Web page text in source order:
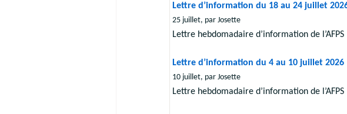
Lettre d’information du 18 au 24 juillet
25 juillet, par Josette
Lettre hebdomadaire d’information de l’AFPS
Lettre d’information du 4 au 10 juillet 2026
10 juillet, par Josette
Lettre hebdomadaire d’information de l’AFPS